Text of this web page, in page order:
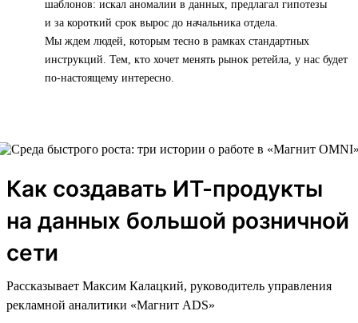
шаблонов: искал аномалии в данных, предлагал гипотезы
и за короткий срок вырос до начальника отдела.
Мы ждем людей, которым тесно в рамках стандартных
инструкций. Тем, кто хочет менять рынок ретейла, у нас будет
по-настоящему интересно.
Как создавать ИТ-продукты
на данных большой розничной
сети
Рассказывает Максим Калацкий, руководитель управления
рекламной аналитики «Магнит ADS»